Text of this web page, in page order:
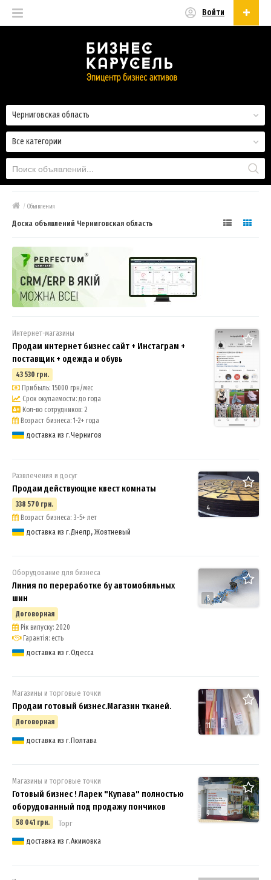
Войти
Все категории
Черниговская область
/ Объявления
Доска объявлений Черниговская область
Интернет-магазины
Продам интернет бизнес сайт + Инстаграм +
поставщик + одежда и обувь
43 530 грн.
Прибыль: 15000 грн/мес
Срок окупаемости: до года
Кол-во сотрудников: 2
Возраст бизнеса: 1-2+ года
доставка из г.Чернигов
4
Развлечения и досуг
Продам действующие квест комнаты
338 570 грн.
Возраст бизнеса: 3-5+ лет
доставка из г.Днепр, Жовтневый
8
Оборудование для бизнеса
Линия по переработке бу автомобильных
шин
Договорная
Рік випуску: 2020
Гарантія: есть
доставка из г.Одесса
11
Магазины и торговые точки
Продам готовый бизнес.Магазин тканей.
Договорная
доставка из г.Полтава
9
Магазины и торговые точки
Готовый бизнес ! Ларек "Купава" полностью
оборудованный под продажу пончиков
58 041 грн.
Торг
доставка из г.Акимовка